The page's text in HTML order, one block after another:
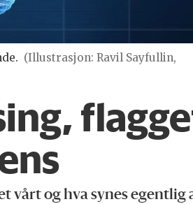
(Illustrasjon: Ravil Sayfullin,
vårt og hva synes egentlig